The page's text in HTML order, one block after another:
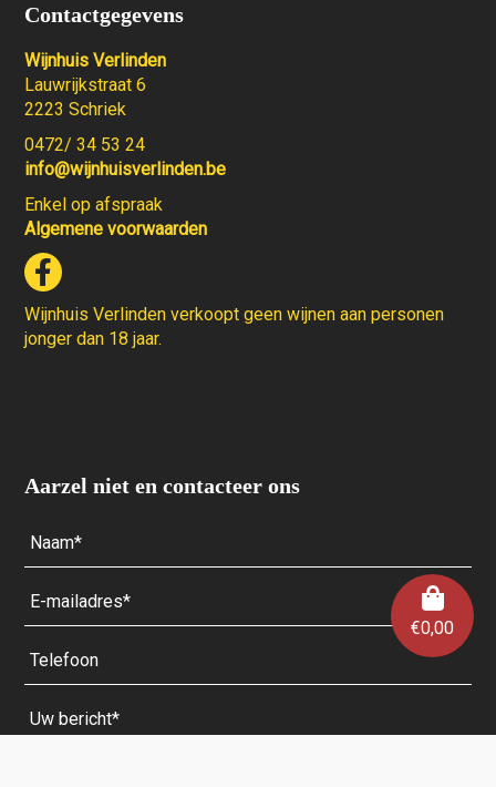
€0,00
Contactgegevens
Wijnhuis Verlinden
Lauwrijkstraat 6
2223 Schriek
0472/ 34 53 24
info@wijnhuisverlinden.be
Enkel op afspraak
Algemene voorwaarden
Wijnhuis Verlinden verkoopt geen wijnen aan personen
jonger dan 18 jaar.
Aarzel niet en contacteer ons